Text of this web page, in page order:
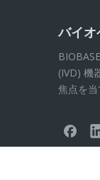
バイオ
(IVD) 機
焦点を当